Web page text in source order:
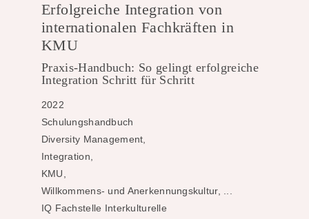
Erfolgreiche Integration von
internationalen Fachkräften in
KMU
Praxis-Handbuch: So gelingt erfolgreiche
Integration Schritt für Schritt
2022
Schulungshandbuch
Diversity Management,
Integration,
KMU,
Willkommens- und Anerkennungskultur, ...
IQ Fachstelle Interkulturelle